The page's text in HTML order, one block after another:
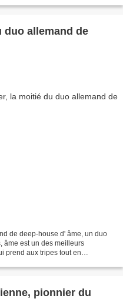
duo allemand de
de deep-house d' âme, un duo
âme est un des meilleurs
prend aux tripes tout en
pionnier du